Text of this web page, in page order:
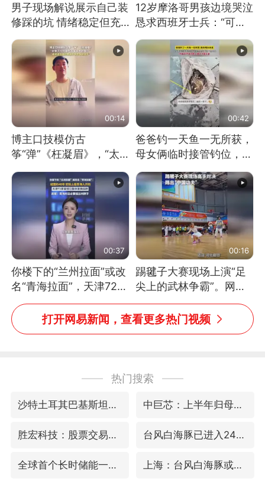
男子现场解说展示自己装
修踩的坑 情绪稳定但充
满无奈 每处都有精心设
计 但每处都有瑕疵 网
友：一开始我没笑 但看
到洗手盆我没绷住
12岁摩洛哥男孩边境哭泣
恳求西班牙士兵：“可不
可以不要把我遣返回国”
00:14
博主口技模仿古
筝“弹”《枉凝眉》，“太
像了～你是吃古筝长大的
吗？”“或将成为首位考级
不带古筝的选手。”（来
源：新华每日电讯）
00:42
爸爸钓一天鱼一无所获，
母女俩临时接管钓位，用
玩具鱼竿钓上大鱼
00:37
你楼下的“兰州拉面”或改
名“青海拉面”，天津72家
面馆已集体更换招牌
00:16
踢毽子大赛现场上演“足
尖上的武林争霸”。网
友：这哪是踢毽子，分明
是武侠片现场！#睡个好
打开网易新闻，查看更多热门视频
热门搜索
沙特土耳其巴基斯坦签署共同防务协议 中巨芯：上半年归母净利润1405.77万元
胜宏科技：股票交易异常波动 台风白海豚已进入24小时警戒线
全球首个长时储能一体化产业园量产 上海：台风白海豚或将带来龙卷风